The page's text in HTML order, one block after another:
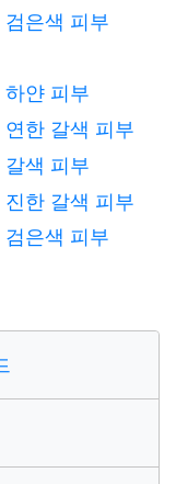
은색 피부
얀 피부
한 갈색 피부
색 피부
한 갈색 피부
은색 피부